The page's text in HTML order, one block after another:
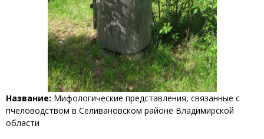
Название: Мифологические представления, связанные с
пчеловодством в Селивановском районе Владимирской
области